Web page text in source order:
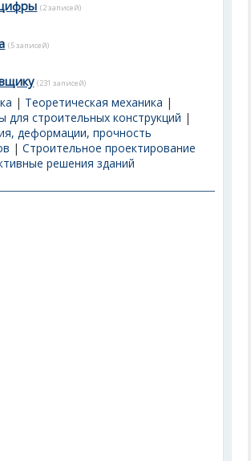
(2 записей)
(5 записей)
(231 записей)
| Теоретическая механика |
для строительных конструкций |
деформации, прочность
|Строительное проектирование
решения зданий